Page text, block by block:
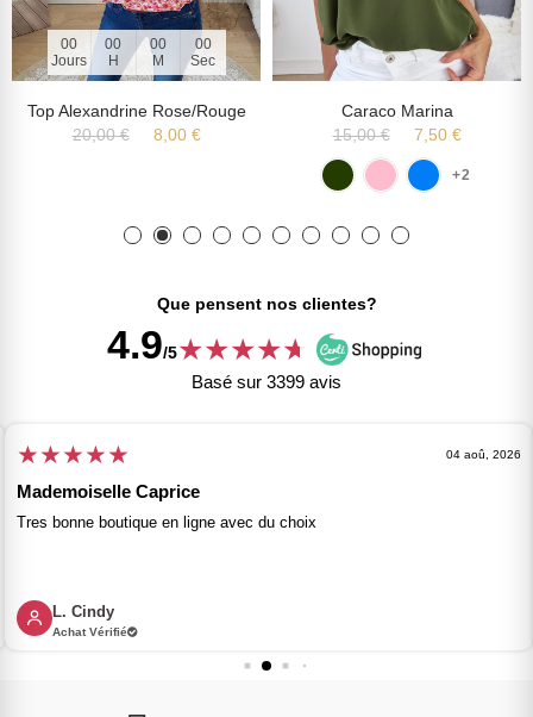
00
Jours
00
H
00
M
00
Sec
Top Alexandrine Rose/rouge
20,00 €
8,00 €
Caraco Marina
15,00 €
7,50 €
+2
Que pensent nos clientes?
4.9/5★★★★★
★
Basé sur 3399 avis
★★★★★ 04 aoû, 2026
Mademoiselle Caprice
Tres bonne boutique en ligne avec du choix
L. Cindy
Achat Vérifié